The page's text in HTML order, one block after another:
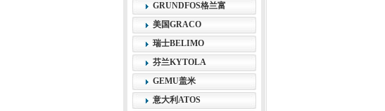
GRUNDFOS格兰富
美国GRACO
瑞士BELIMO
芬兰KYTOLA
GEMU盖米
意大利ATOS